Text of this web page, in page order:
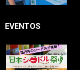
EVENTOS